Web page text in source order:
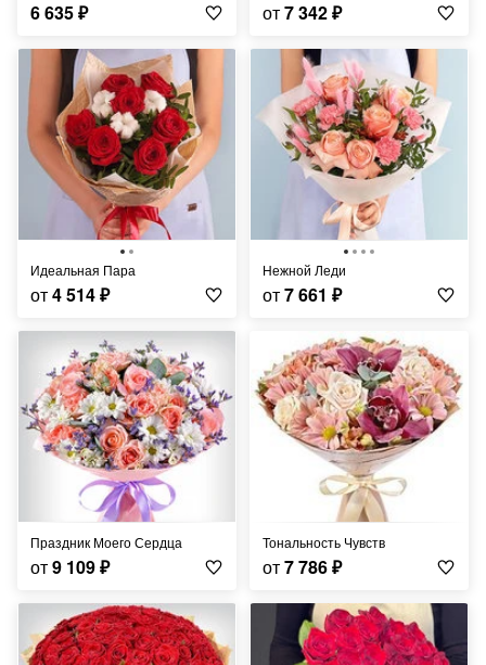
6 635₽ от7 342₽
Идеальная Пара
от4 514₽
Нежной Леди
от7 661 ₽
Праздник Моего Сердца
от9 109₽
Тональность Чувств
от7 786₽